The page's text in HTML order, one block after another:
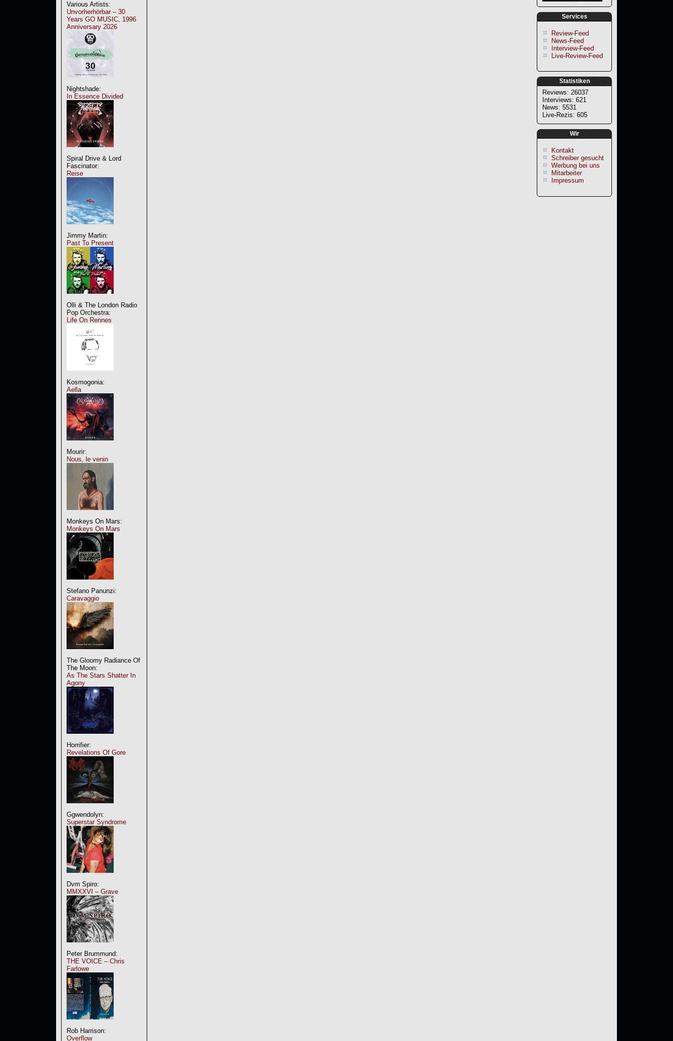
Various Artists:
Unvorherhörbar – 30
Years GO MUSIC, 1996
Anniversary 2026
Nightshade:
In Essence Divided
Spiral Drive & Lord
Fascinator:
Reise
Jimmy Martin:
Past To Present
Olli & The London Radio
Pop Orchestra:
Life On Rennes
Kosmogonia:
Aella
Mourir:
Nous, le venin
Monkeys On Mars:
Monkeys On Mars
Stefano Panunzi:
Caravaggio
The Gloomy Radiance Of
The Moon:
As The Stars Shatter In
Agony
Horrifier:
Revelations Of Gore
Ggwendolyn:
Superstar Syndrome
Dvm Spiro:
MMXXVI – Grave
Peter Brummund:
THE VOICE – Chris
Farlowe
Rob Harrison:
Overflow
Services
Review-Feed
News-Feed
Interview-Feed
Live-Review-Feed
Statistiken
Reviews: 26037
Interviews: 621
News: 5531
Live-Rezis: 605
Wir
Kontakt
Schreiber gesucht
Werbung bei uns
Mitarbeiter
Impressum